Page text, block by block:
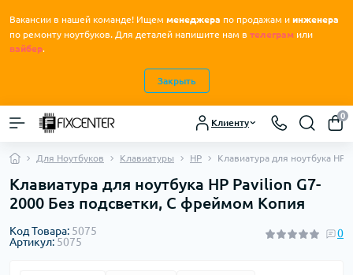
Вакансии в нашей команде! Ищем менеджера по продажам и инженера
по ремонту ноутбуков. Для деталей напишите нам в телеграм или
вайбер.
Закрыть
Клиенту
0
Для Ноутбуков Клавиатуры HP Клавиатура для ноутбука
Клавиатура для ноутбука HP Pavilion G7-
2000 Без подсветки, С фреймом Копия
Код Товара: 5075
Артикул: 5075
0